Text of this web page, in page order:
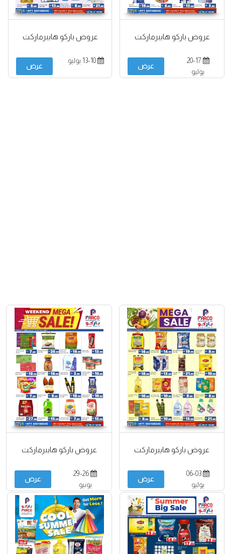
عروض باركو هايبرماركت
20-17
يوليو
عرض
عروض باركو هايبرماركت
13-10 يوليو
عرض
عروض باركو هايبرماركت
06-03
يوليو
عرض
عروض باركو هايبرماركت
29-26
يونيو
عرض